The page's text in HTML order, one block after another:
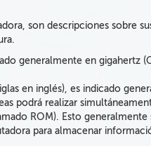
son descripciones sobre
generalmente en gigahertz
en inglés), es indicado
podrá realizar
ROM). Esto generalmente
para almacenar